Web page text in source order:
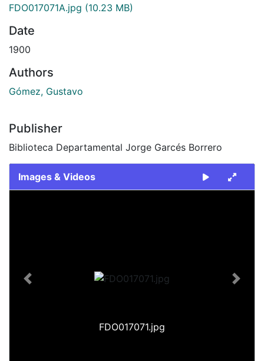
FDO017071A.jpg (10.23 MB)
Date
1900
Authors
Gómez, Gustavo
Publisher
Biblioteca Departamental Jorge Garcés Borrero
Images & Videos
FDO017071.jpg
Previous Next